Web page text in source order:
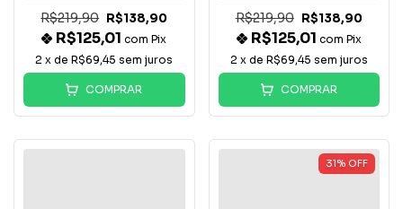
R$219,90 R$138,90
R$125,01com Pix
2 x deR$69,45 sem juros
COMPRAR
R$219,90 R$138,90
R$125,01 com Pix
2 x de R$69,45 sem juros
COMPRAR
31% OFF